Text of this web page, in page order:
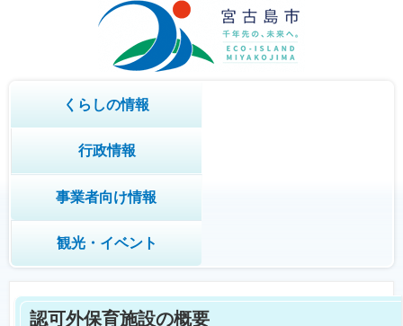
くらしの情報
行政情報
事業者向け情報
観光・イベント
認可外保育施設の概要